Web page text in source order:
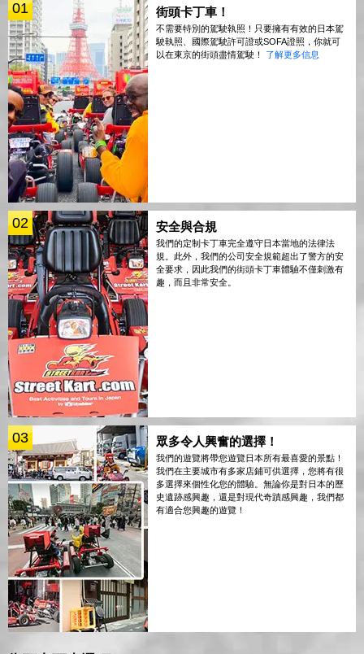
01 街頭卡丁車！
不需要特別的駕駛執照！只要擁有有效的日本駕
駛執照、國際駕駛許可證或SOFA證照，你就可
以在東京的街頭盡情駕駛！ 了解更多信息
02 安全與合規
我們的定制卡丁車完全遵守日本當地的法律法
規。此外，我們的公司安全規範超出了警方的安
全要求，因此我們的街頭卡丁車體驗不僅刺激有
趣，而且非常安全。
03 眾多令人興奮的選擇！
我們的遊覽將帶您遊覽日本所有最喜愛的景點！
我們在主要城市有多家店鋪可供選擇，您將有很
多選擇來個性化您的體驗。無論你是對日本的歷
史遺跡感興趣，還是對現代奇蹟感興趣，我們都
有適合您興趣的遊覽！